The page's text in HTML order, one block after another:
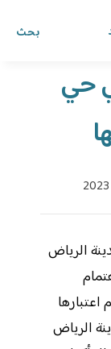
بحث
حي
الرياض
الرياض